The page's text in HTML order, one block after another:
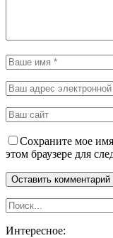
Сохраните мое
этом браузере для
Интересное: